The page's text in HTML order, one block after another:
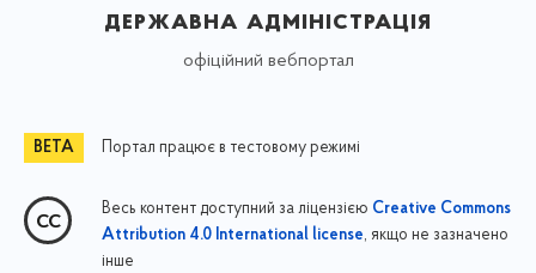
державна адміністрація
офіційний вебпортал
Портал працює в тестовому режимі
Весь контент доступний за ліцензією Creative Commons
Attribution 4.0 International license, якщо не зазначено
інше